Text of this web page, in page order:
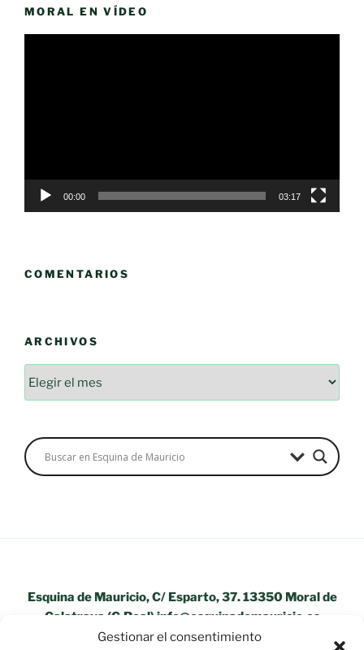
Gestionar el consentimiento
MORAL EN VÍDEO
00:00 03:17
COMENTARIOS
ARCHIVOS
Esquina de Mauricio, C/ Esparto, 37. 13350 Moral de
Calatrava (C.Real) info@esquinademauricio.es